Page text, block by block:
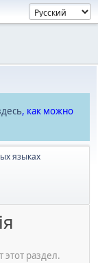
, как можно
языках
раздел.